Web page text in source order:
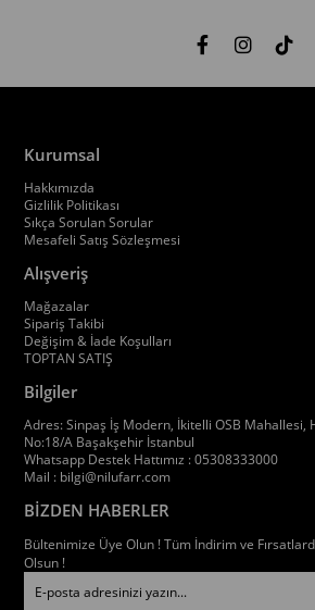
Kurumsal
Hakkımızda
Gizlilik Politikası
Sıkça Sorulan Sorular
Mesafeli Satış Sözleşmesi
Alışveriş
Mağazalar
Sipariş Takibi
Değişim & İade Koşulları
TOPTAN SATIŞ
Bilgiler
Adres: Sinpaş İş Modern, İkitelli OSB Mahallesi,
No:18/A Başakşehir İstanbul
Whatsapp Destek Hattımız : 05308333000
Mail : bilgi@nilufarr.com
BİZDEN HABERLER
Bültenimize Üye Olun ! Tüm İndirim ve
Olsun !